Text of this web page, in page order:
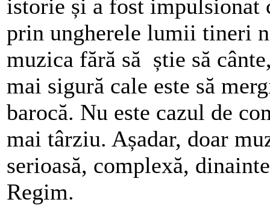
istorie și a fost
prin ungherele lumii tineri
muzica fără să știe să
mai sigură cale este să
barocă. Nu este cazul de
mai târziu. Așadar, doar
serioasă, complexă,
Regim.